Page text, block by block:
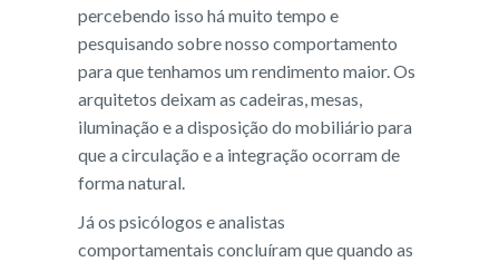
percebendo isso há muito tempo e
pesquisando sobre nosso comportamento
para que tenhamos um rendimento maior. Os
arquitetos deixam as cadeiras, mesas,
iluminação e a disposição do mobiliário para
que a circulação e a integração ocorram de
forma natural.
Já os psicólogos e analistas
comportamentais concluíram que quando as